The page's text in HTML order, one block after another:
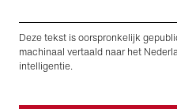
Deze tekst is oorspronkelijk
machinaal vertaald naar het
intelligentie.